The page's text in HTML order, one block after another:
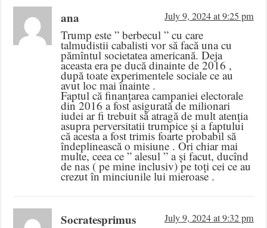
ana July 9, 2024 at 9:25 pm
Trump este ” berbecul ” cu care
talmudistii cabalisti vor să facă una cu
pămîntul societatea americană. Deja
aceasta era pe ducă dinainte de 2016 ,
după toate experimentele sociale ce au
avut loc mai înainte .
Faptul că finanțarea campaniei electorale
din 2016 a fost asigurată de milionari
iudei ar fi trebuit să atragă de mult atenția
asupra perversitatii trumpice și a faptului
că acesta a fost trimis foarte probabil să
îndeplinească o misiune . Ori chiar mai
multe, ceea ce ” alesul ” a și facut, ducînd
de nas ( pe mine inclusiv) pe toți cei ce au
crezut în minciunile lui mieroase .
Socratesprimus July 9, 2024 at 9:32 pm